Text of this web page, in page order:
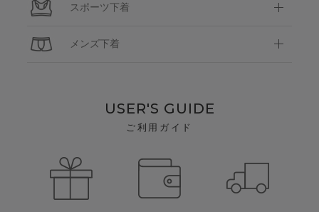
スポーツ下着
メンズ下着
USER'S GUIDE
ご利用ガイド